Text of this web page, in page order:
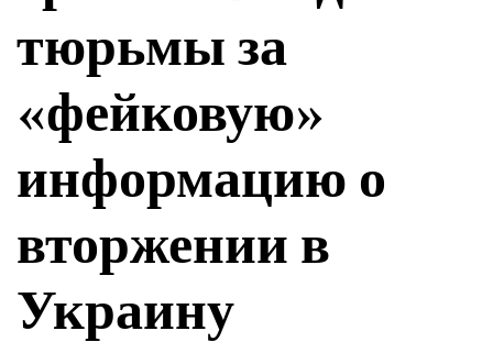
тюрьмы за
«фейковую»
информацию о
вторжении в
Украину